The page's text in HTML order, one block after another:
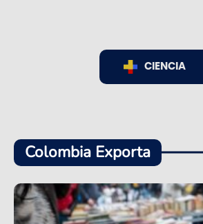
CIENCIA
Colombia Exporta